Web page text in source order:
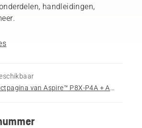
handleidingen,
Naar productpagina van Aspire™ P8X-P4A + Aspire™-stok met accu en lader gaan